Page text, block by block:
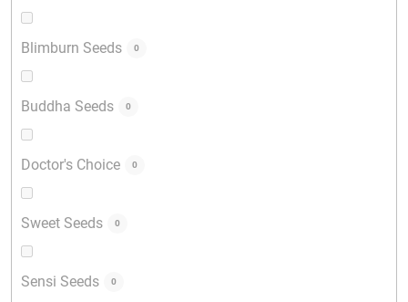
Blimburn Seeds 0
Buddha Seeds 0
Doctor's Choice 0
Sweet Seeds 0
Sensi Seeds 0